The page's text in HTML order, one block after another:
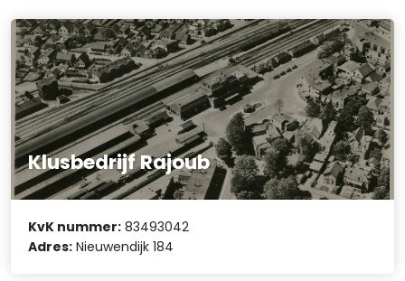
Klusbedrijf Rajoub
KvK nummer: 83493042
Adres: Nieuwendijk 184